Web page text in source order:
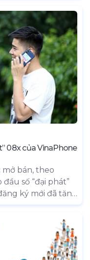
liệu từ máy chủ
nhất, giúp cải
coi là bước
nhằm giải quyết
thống Server và
website.
08x của VinaPhone
bán, theo
số “đại phát”
ký mới đã tăng
số. Đối tượng
trẻ, nằm trong